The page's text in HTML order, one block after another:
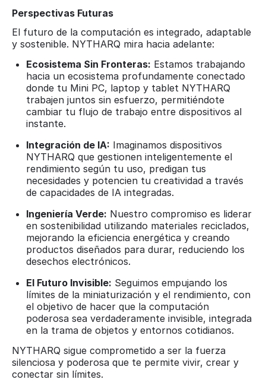
Perspectivas Futuras
El futuro de la computación es integrado, adaptable
y sostenible. NYTHARQ mira hacia adelante:
Ecosistema Sin Fronteras: Estamos trabajando
hacia un ecosistema profundamente conectado
donde tu Mini PC, laptop y tablet NYTHARQ
trabajen juntos sin esfuerzo, permitiéndote
cambiar tu flujo de trabajo entre dispositivos al
instante.
Integración de IA: Imaginamos dispositivos
NYTHARQ que gestionen inteligentemente el
rendimiento según tu uso, predigan tus
necesidades y potencien tu creatividad a través
de capacidades de IA integradas.
Ingeniería Verde: Nuestro compromiso es liderar
en sostenibilidad utilizando materiales reciclados,
mejorando la eficiencia energética y creando
productos diseñados para durar, reduciendo los
desechos electrónicos.
El Futuro Invisible: Seguimos empujando los
límites de la miniaturización y el rendimiento, con
el objetivo de hacer que la computación
poderosa sea verdaderamente invisible, integrada
en la trama de objetos y entornos cotidianos.
NYTHARQ sigue comprometido a ser la fuerza
silenciosa y poderosa que te permite vivir, crear y
conectar sin límites.